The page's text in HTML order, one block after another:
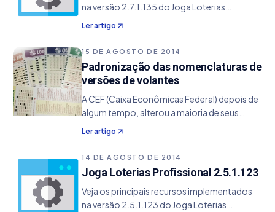
na versão 2.7.1.135 do Joga Loterias
Profissional. - Adicionado os templates de
impressões da Lotofácil e Lotomania dos
novos modelos - Resolvido uma exceção
que ocorria ao cancelar na segunda tentativa
de fechar o sistema.
Ler artigo
15 DE AGOSTO DE 2014
Padronização das nomenclaturas de
versões de volantes
A CEF (Caixa Econômicas Federal) depois de
algum tempo, alterou a maioria de seus
volantes para modelo do tipo Bolão, no qual
os amigos podem dividir cotas de
participação de forma oficial. O joga
Loterias Profissional,
Ler artigo
14 DE AGOSTO DE 2014
Joga Loterias Profissional 2.5.1.123
Veja os principais recursos implementados
na versão 2.5.1.123 do Joga Loterias